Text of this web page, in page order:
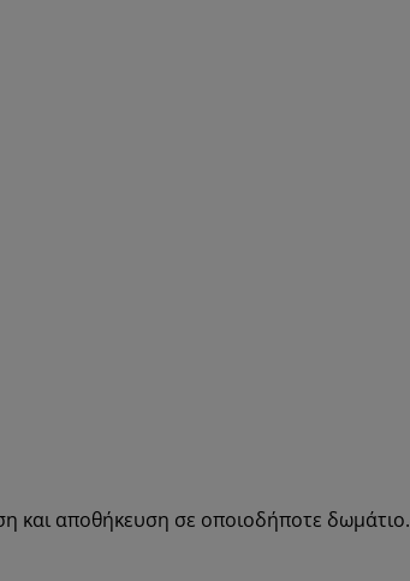
και αποθήκευση σε οποιοδήποτε δωμάτιο.